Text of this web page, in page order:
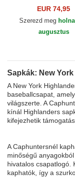
Heritage Series New
Highlanders MLB
EUR 74,95
Szerezd meg
augusztus
Sapkák: New
A New York
baseballcsapat,
világszerte. A
kínál Highlanders
kifejezhetik
A Caphuntersnél
minőségű
hivatalos csapatlogó.
kaphatók, így a